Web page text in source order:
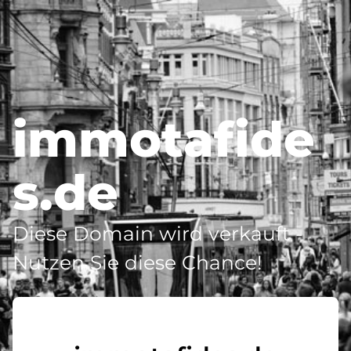
immotafide
s.de
Diese Domain wird verkauft -
Nutzen Sie diese Chance!